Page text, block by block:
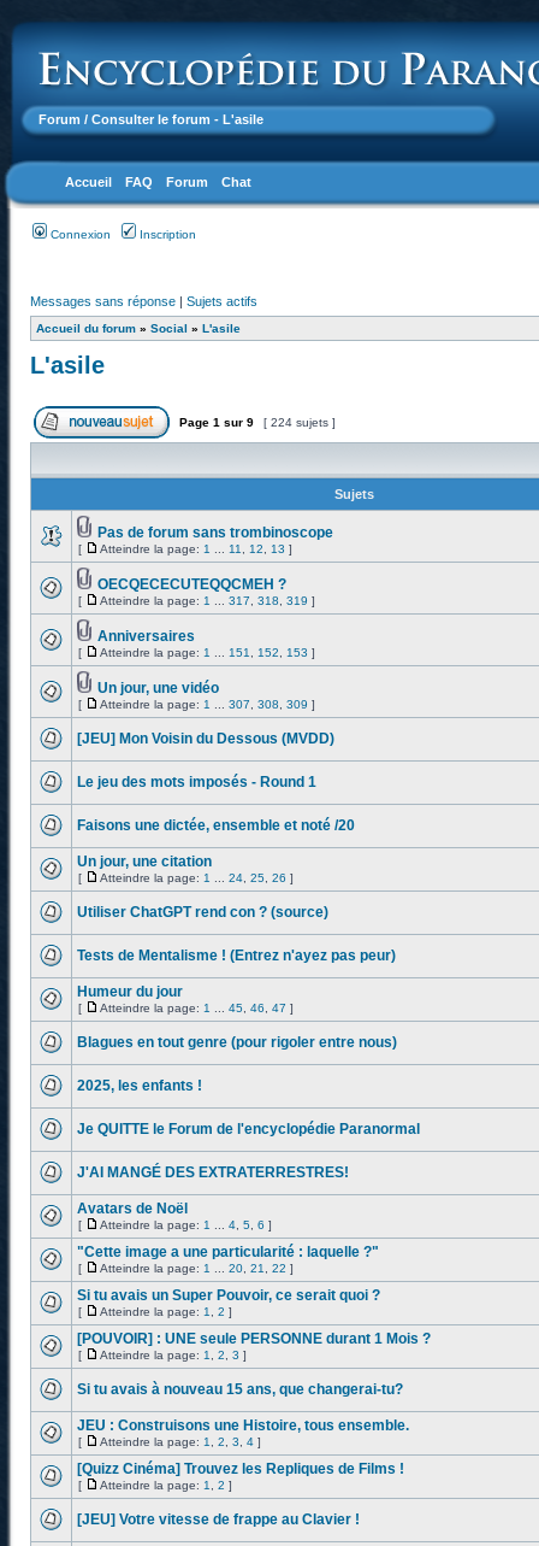
Forum / Consulter le forum - L'asile
Accueil FAQ Forum Chat
Connexion Inscription
Messages sans réponse | Sujets actifs
Accueil du forum » Social » L'asile
L'asile
Page 1 sur 9 [ 224 sujets ]
Sujets
Pas de forum sans trombinoscope
[ Atteindre la page: 1 11 12 13 ]
OECQECECUTEQQCMEH ?
[ Atteindre la page: 1 317 318 319 ]
Anniversaires
[ Atteindre la page: 1 151 152 153 ]
Un jour, une vidéo
[ Atteindre la page: 1 307 308 309 ]
[JEU] Mon Voisin du Dessous (MVDD)
Le jeu des mots imposés - Round 1
Faisons une dictée, ensemble et noté /20
Un jour, une citation
[ Atteindre la page: 1 24 25 26 ]
Utiliser ChatGPT rend con ? (source)
Tests de Mentalisme ! (Entrez n'ayez pas peur)
Humeur du jour
[ Atteindre la page: 1 45 46 47 ]
Blagues en tout genre (pour rigoler entre nous)
2025, les enfants !
Je QUITTE le Forum de l'encyclopédie Paranormal
J'AI MANGÉ DES EXTRATERRESTRES!
Avatars de Noël
[ Atteindre la page: 1 4 5 6 ]
"Cette image a une particularité : laquelle ?"
[ Atteindre la page: 1 20 21 22 ]
Si tu avais un Super Pouvoir, ce serait quoi ?
[ Atteindre la page: 1 2 ]
[POUVOIR] : UNE seule PERSONNE durant 1 Mois ?
[ Atteindre la page: 1 2 3 ]
Si tu avais à nouveau 15 ans, que changerai-tu?
JEU : Construisons une Histoire, tous ensemble.
[ Atteindre la page: 1 2 3 4 ]
[Quizz Cinéma] Trouvez les Repliques de Films !
[ Atteindre la page: 1 2 ]
[JEU] Votre vitesse de frappe au Clavier !